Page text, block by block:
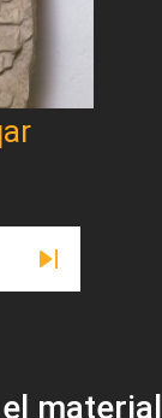
página
Última página
material